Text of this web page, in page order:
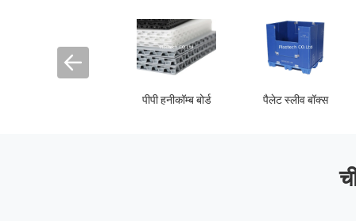
पीपी नालीदार बोर्ड एज सीलिंग मशीन